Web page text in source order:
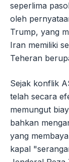
seperlima
oleh
Trump, yang
Iran memiliki
Teheran
Sejak konflik
telah secara
memungut
bahkan
yang
kapal